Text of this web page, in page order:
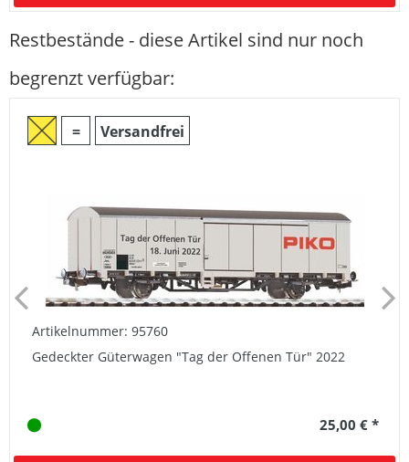
Restbestände - diese Artikel sind nur noch
begrenzt verfügbar:
= Versandfrei
Artikelnummer: 95760
Gedeckter Güterwagen "Tag der Offenen Tür" 2022
25,00 € *